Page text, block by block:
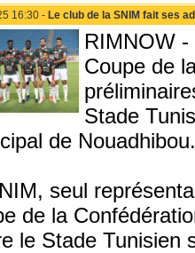
16:30 - Le club de la SNIM fait ses
RIMNOW
Coupe de
Stade
de Nouadhibou.
seul
de la
le Stade Tunisien